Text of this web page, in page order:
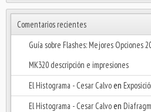
Comentarios recientes
Guía sobre Flashes: Mejores Opciones
MK320 descripción e impresiones
El Histograma - Cesar Calvo en
El Histograma - Cesar Calvo en